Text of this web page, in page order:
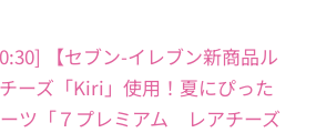
【セブン-イレブン新商品ル
ーズ「Kiri」使用！夏にぴった
ツ「７プレミアム レアチーズ